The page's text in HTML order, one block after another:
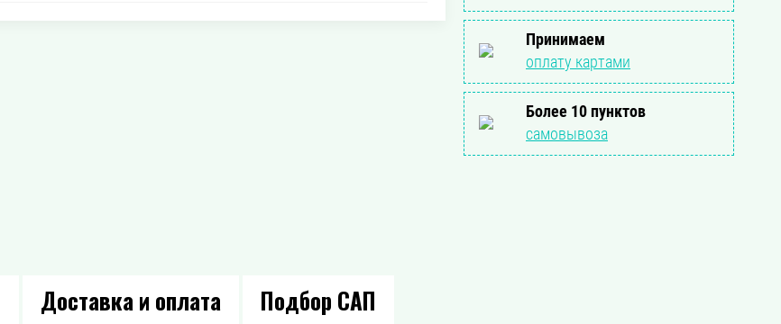
Принимаем
оплату картами
Более 10 пунктов
самовывоза
Доставка и оплата Подбор САП